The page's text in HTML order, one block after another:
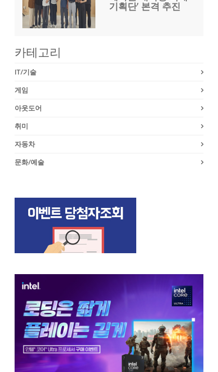
기획단’ 본격 추진
카테고리
IT/기술
게임
아웃도어
취미
자동차
문화/예술